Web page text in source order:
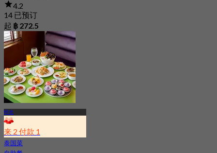
4.2
14 已预订
起 ฿ 272.5
怀光
来 2 付款 1
泰国菜